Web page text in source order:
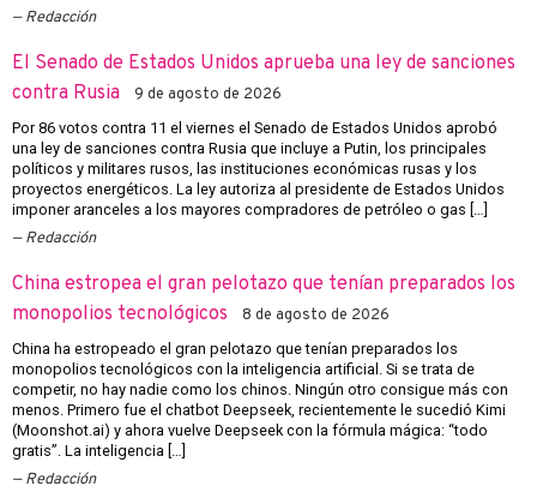
Redacción
El Senado de Estados Unidos aprueba una ley de sanciones
contra Rusia
9 de agosto de 2026
Por 86 votos contra 11 el viernes el Senado de Estados Unidos aprobó
una ley de sanciones contra Rusia que incluye a Putin, los principales
políticos y militares rusos, las instituciones económicas rusas y los
proyectos energéticos. La ley autoriza al presidente de Estados Unidos
imponer aranceles a los mayores compradores de petróleo o gas […]
Redacción
China estropea el gran pelotazo que tenían preparados los
monopolios tecnológicos
8 de agosto de 2026
China ha estropeado el gran pelotazo que tenían preparados los
monopolios tecnológicos con la inteligencia artificial. Si se trata de
competir, no hay nadie como los chinos. Ningún otro consigue más con
menos. Primero fue el chatbot Deepseek, recientemente le sucedió Kimi
(Moonshot.ai) y ahora vuelve Deepseek con la fórmula mágica: “todo
gratis”. La inteligencia […]
Redacción